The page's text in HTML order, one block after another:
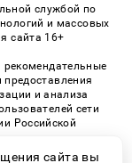
службой по
и массовых
сайта 16+
и анализа
сети
Российской
«СМИ2» (PDF)
сайта вы